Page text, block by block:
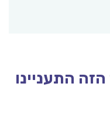
התעניינו